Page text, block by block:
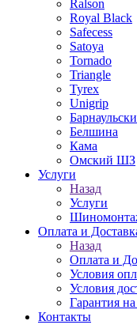
Ralson
Royal Black
Safecess
Satoya
Tornado
Triangle
Tyrex
Unigrip
Белшина
Кама
Омский ШЗ
Услуги
Назад
Услуги
Оплата и
Назад
Оплата и
Условия
Условия
Гарантия
Контакты